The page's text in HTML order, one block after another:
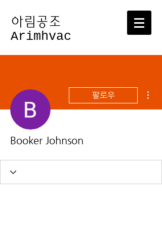
​아림공조
Arimhvac
팔로우
Booker Johnson